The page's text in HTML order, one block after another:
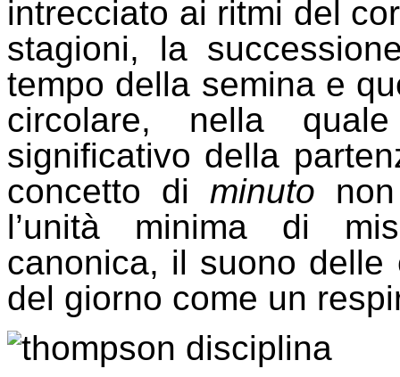
intrecciato ai ritmi del
stagioni, la
tempo della semina e
circolare, nella
significativo della
concetto di minuto
l’unità minima di
canonica, il suono
del giorno come un